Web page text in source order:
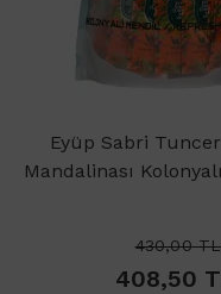
Eyüp Sabri
Mandalinası
430,00TL
408,50